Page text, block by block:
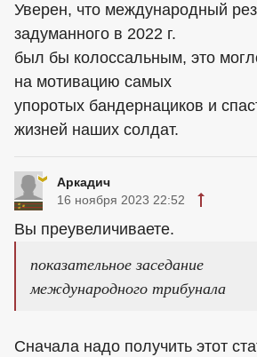
Уверен, что международный
задуманного в 2022 г.
был бы колоссальным, это
на мотивацию самых
упоротых бандернациков и
жизней наших солдат.
Аркадич
16 ноября 2023 22:52
Вы преувеличиваете.
показательное заседание
международного трибунала
Сначала надо получить этот